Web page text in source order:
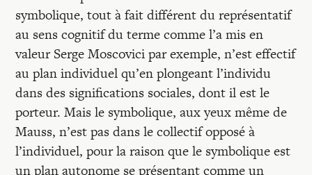
symbolique, tout à fait différent du représentatif
au sens cognitif du terme comme l’a mis en
valeur Serge Moscovici par exemple, n’est effectif
au plan individuel qu’en plongeant l’individu
dans des significations sociales, dont il est le
porteur. Mais le symbolique, aux yeux même de
Mauss, n’est pas dans le collectif opposé à
l’individuel, pour la raison que le symbolique est
un plan autonome se présentant comme un